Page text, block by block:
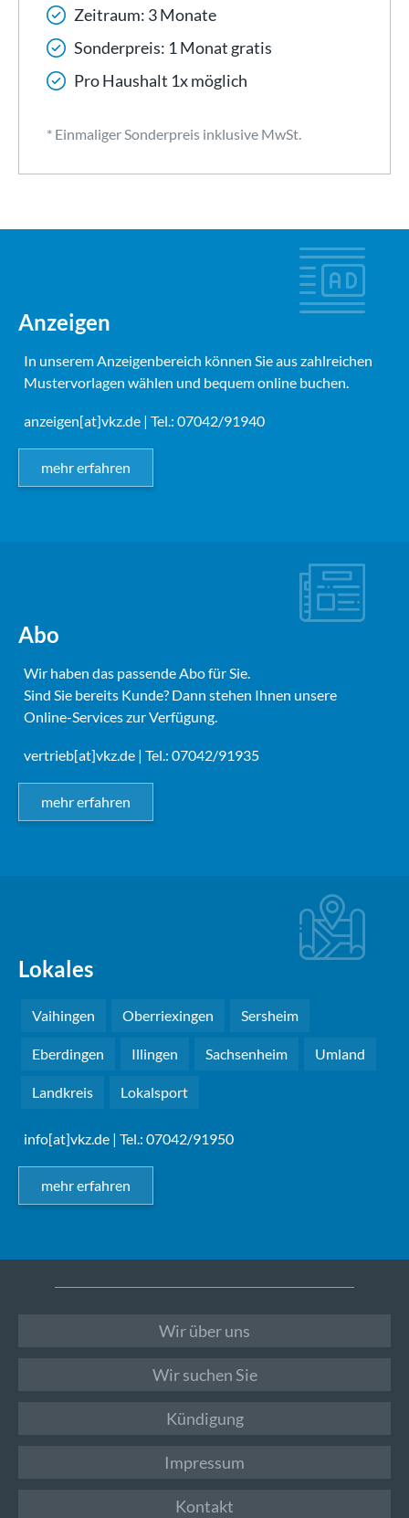
Zeitraum: 3 Monate
Sonderpreis: 1 Monat gratis
Pro Haushalt 1x möglich
* Einmaliger Sonderpreis inklusive MwSt.
Anzeigen
In unserem Anzeigenbereich können Sie aus zahlreichen
Mustervorlagen wählen und bequem online buchen.
anzeigen[at]vkz.de | Tel.: 07042/91940
mehr erfahren
Abo
Wir haben das passende Abo für Sie.
Sind Sie bereits Kunde? Dann stehen Ihnen unsere
Online-Services zur Verfügung.
vertrieb[at]vkz.de | Tel.: 07042/91935
mehr erfahren
Lokales
Vaihingen Oberriexingen Sersheim
Eberdingen Illingen Sachsenheim Umland
Landkreis Lokalsport
info[at]vkz.de | Tel.: 07042/91950
mehr erfahren
Wir über uns
Wir suchen Sie
Kündigung
Impressum
Kontakt